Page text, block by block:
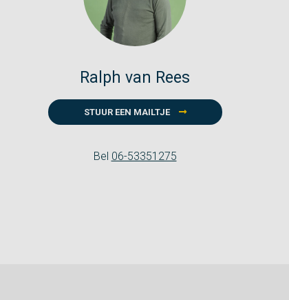
Ralph van Rees
STUUR EEN MAILTJE
Bel 06-53351275